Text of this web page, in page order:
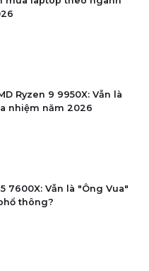
Ryzen 9 9950X: Vẫn là
nhiệm năm 2026
7600X: Vẫn là "Ông Vua"
thông?